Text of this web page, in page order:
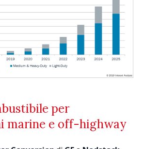
per
marine e off-highway